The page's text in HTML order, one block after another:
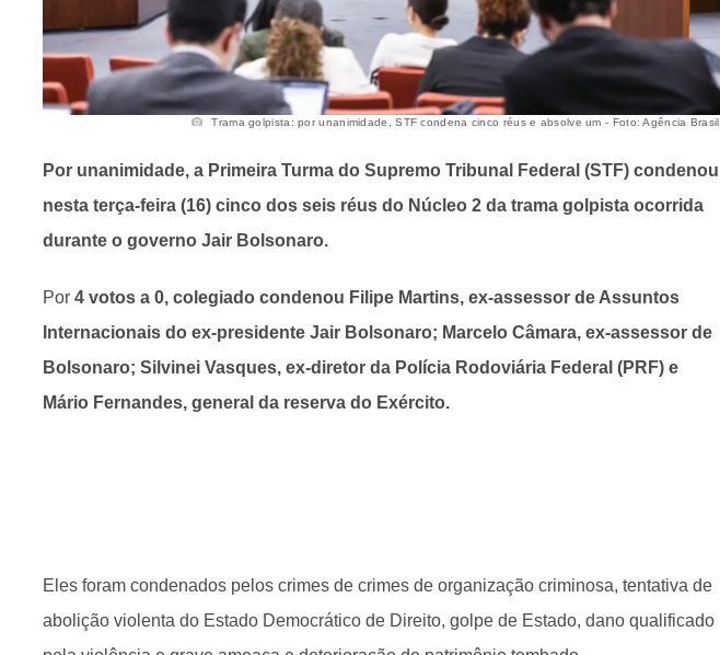
Trama golpista: por unanimidade, STF condena cinco réus e absolve um - Foto: Agência Brasil
Por unanimidade, a Primeira Turma do Supremo Tribunal Federal (STF) condenou
nesta terça-feira (16) cinco dos seis réus do Núcleo 2 da trama golpista ocorrida
durante o governo Jair Bolsonaro.
Por 4 votos a 0, colegiado condenou Filipe Martins, ex-assessor de Assuntos
Internacionais do ex-presidente Jair Bolsonaro; Marcelo Câmara, ex-assessor de
Bolsonaro; Silvinei Vasques, ex-diretor da Polícia Rodoviária Federal (PRF) e
Mário Fernandes, general da reserva do Exército.
Eles foram condenados pelos crimes de crimes de organização criminosa, tentativa de
abolição violenta do Estado Democrático de Direito, golpe de Estado, dano qualificado